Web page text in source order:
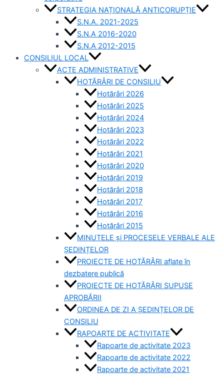
STRATEGIA NAȚIONALĂ ANTICORUPȚIE
S.N.A. 2021-2025
S.N.A 2016-2020
S.N.A 2012-2015
CONSILIUL LOCAL
ACTE ADMINISTRATIVE
HOTĂRÂRI DE CONSILIU
Hotărâri 2026
Hotărâri 2025
Hotărâri 2024
Hotărâri 2023
Hotărâri 2022
Hotărâri 2021
Hotărâri 2020
Hotărâri 2019
Hotărâri 2018
Hotărâri 2017
Hotărâri 2016
Hotărâri 2015
MINUTELE și PROCESELE VERBALE ALE
ȘEDINȚELOR
PROIECTE DE HOTĂRÂRI aflate în
dezbatere publică
PROIECTE DE HOTĂRÂRI SUPUSE
APROBĂRII
ORDINEA DE ZI A ȘEDINȚELOR DE
CONSILIU
RAPOARTE DE ACTIVITATE
Rapoarte de activitate 2023
Rapoarte de activitate 2022
Rapoarte de activitate 2021